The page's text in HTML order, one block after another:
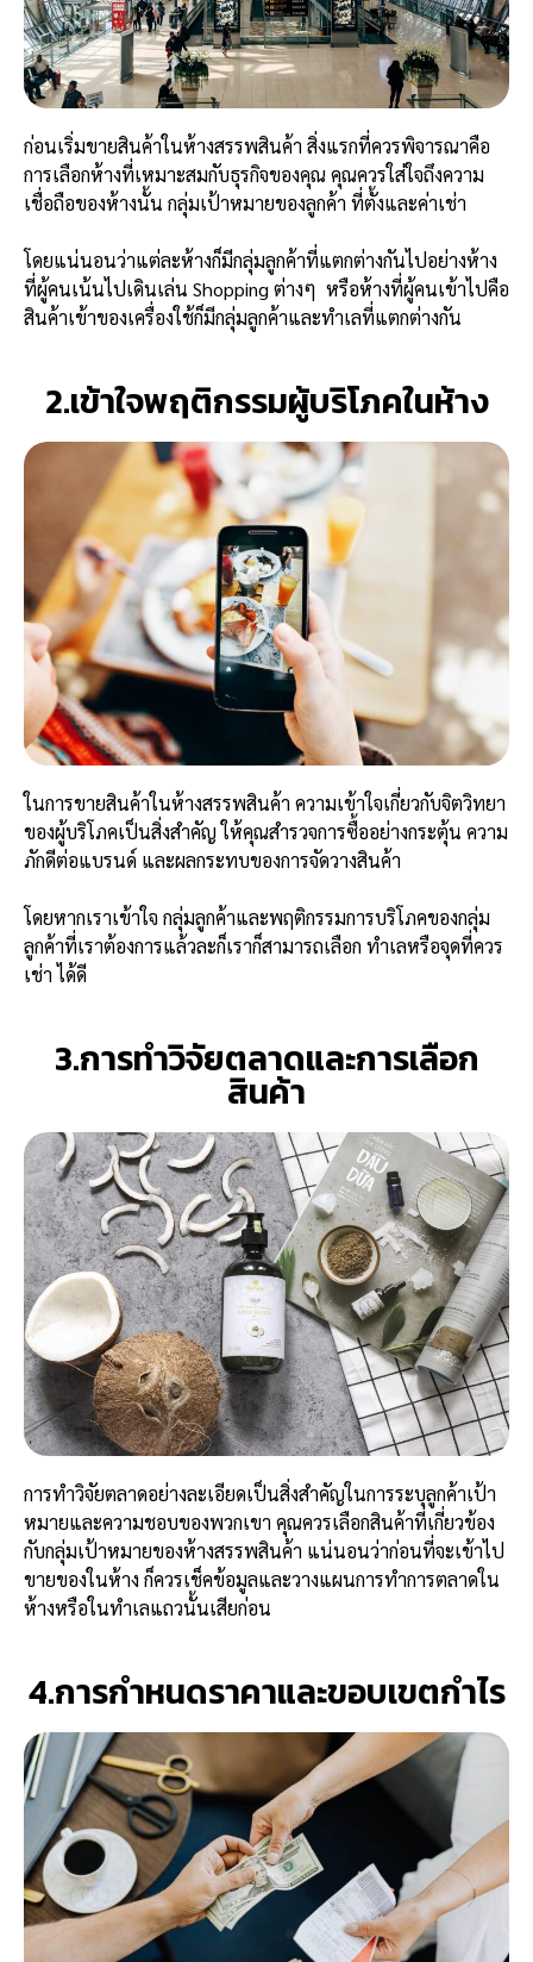
ก่อนเริ่มขายสินค้าในห้างสรรพสินค้า สิ่งแรกที่ควรพิจารณาคือ
การเลือกห้างที่เหมาะสมกับธุรกิจของคุณ คุณควรใส่ใจถึงความ
เชื่อถือของห้างนั้น กลุ่มเป้าหมายของลูกค้า ที่ตั้งและค่าเช่า
โดยแน่นอนว่าแต่ละห้างก็มีกลุ่มลูกค้าที่แตกต่างกันไปอย่างห้าง
ที่ผู้คนเน้นไปเดินเล่น Shopping ต่างๆ หรือห้างที่ผู้คนเข้าไปคือ
สินค้าเข้าของเครื่องใช้ก็มีกลุ่มลูกค้าและทำเลที่แตกต่างกัน
2.เข้าใจพฤติกรรมผู้บริโภคในห้าง
ในการขายสินค้าในห้างสรรพสินค้า ความเข้าใจเกี่ยวกับจิตวิทยา
ของผู้บริโภคเป็นสิ่งสำคัญ ให้คุณสำรวจการซื้ออย่างกระตุ้น ความ
ภักดีต่อแบรนด์ และผลกระทบของการจัดวางสินค้า
โดยหากเราเข้าใจ กลุ่มลูกค้าและพฤติกรรมการบริโภคของกลุ่ม
ลูกค้าที่เราต้องการแล้วละก็เราก็สามารถเลือก ทำเลหรือจุดที่ควร
เช่า ได้ดี
3.การทำวิจัยตลาดและการเลือก
สินค้า
การทำวิจัยตลาดอย่างละเอียดเป็นสิ่งสำคัญในการระบุลูกค้าเป้า
หมายและความชอบของพวกเขา คุณควรเลือกสินค้าที่เกี่ยวข้อง
กับกลุ่มเป้าหมายของห้างสรรพสินค้า แน่นอนว่าก่อนที่จะเข้าไป
ขายของในห้าง ก็ควรเช็คข้อมูลและวางแผนการทำการตลาดใน
ห้างหรือในทำเลแถวนั้นเสียก่อน
4.การกำหนดราคาและขอบเขตกำไร